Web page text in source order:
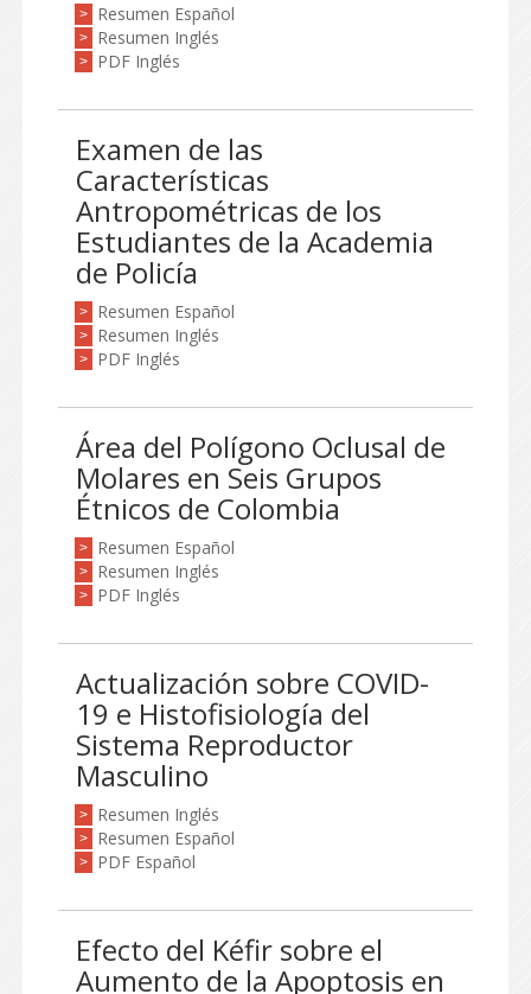
> Resumen Español
> Resumen Inglés
> PDF Inglés
Examen de las
Características
Antropométricas de los
Estudiantes de la Academia
de Policía
> Resumen Español
> Resumen Inglés
> PDF Inglés
Área del Polígono Oclusal de
Molares en Seis Grupos
Étnicos de Colombia
> Resumen Español
> Resumen Inglés
> PDF Inglés
Actualización sobre COVID-
19 e Histofisiología del
Sistema Reproductor
Masculino
> Resumen Inglés
> Resumen Español
> PDF Español
Efecto del Kéfir sobre el
Aumento de la Apoptosis en